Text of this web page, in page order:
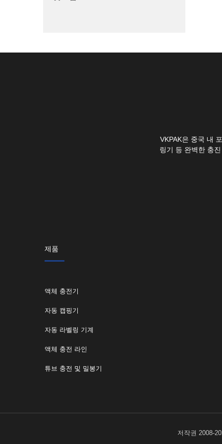
VKPAK은 중국 내
링기 등 완벽한 충
제품
액체 충전기
자동 캡핑기
자동 라벨링 기계
액체 충전 라인
튜브 충전 및 밀봉기
저작권 2008-